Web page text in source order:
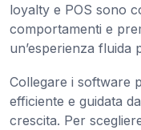
loyalty e POS sono
comportamenti e
un’esperienza fluida
Collegare i software
efficiente e guidata
crescita. Per